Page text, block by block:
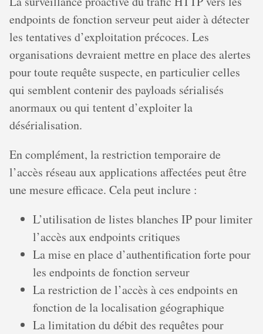
endpoints de fonction serveur peut aider à détecter
les tentatives d’exploitation précoces. Les
organisations devraient mettre en place des alertes
pour toute requête suspecte, en particulier celles
qui semblent contenir des payloads sérialisés
anormaux ou qui tentent d’exploiter la
désérialisation.
En complément, la restriction temporaire de
l’accès réseau aux applications affectées peut être
une mesure efficace. Cela peut inclure :
L’utilisation de listes blanches IP pour limiter
l’accès aux endpoints critiques
La mise en place d’authentification forte pour
les endpoints de fonction serveur
La restriction de l’accès à ces endpoints en
fonction de la localisation géographique
La limitation du débit des requêtes pour